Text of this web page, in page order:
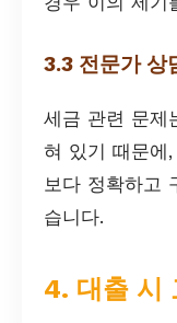
3.3 전문가 상
세금 관련 문제
혀 있기 때문에
보다 정확하고
습니다.
4. 대출 시